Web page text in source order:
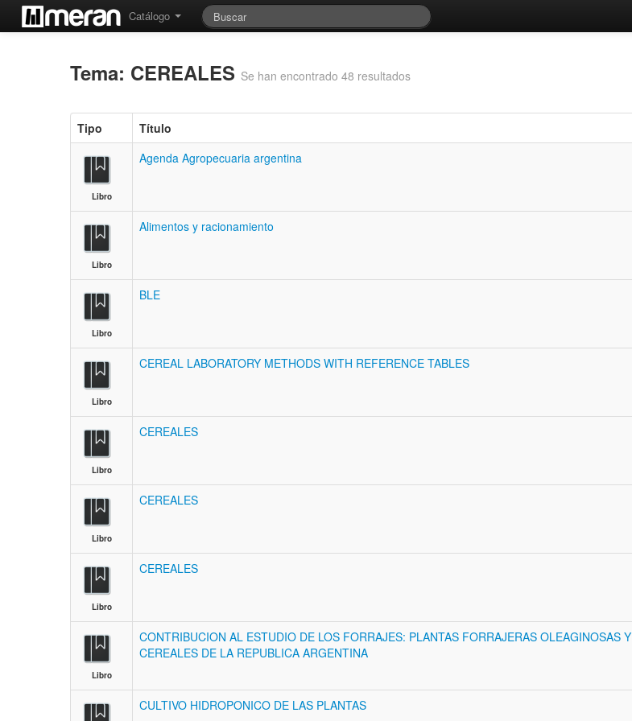
Catálogo
Tema: CEREALES Se han encontrado 48 resultados
Tipo Título
Libro
Agenda Agropecuaria argentina
Libro
Alimentos y racionamiento
Libro
BLE
Libro
CEREAL LABORATORY METHODS WITH REFERENCE TABLES
Libro
CEREALES
Libro
CEREALES
Libro
CEREALES
Libro
CONTRIBUCION AL ESTUDIO DE LOS FORRAJES: PLANTAS FORRAJERAS OLEAGINOSAS Y
CEREALES DE LA REPUBLICA ARGENTINA
CULTIVO HIDROPONICO DE LAS PLANTAS